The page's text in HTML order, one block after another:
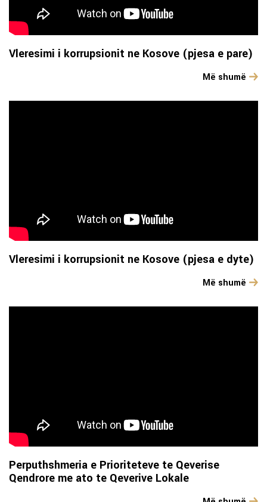
Vleresimi i korrupsionit ne Kosove (pjesa e pare)
Më shumë
Vleresimi i korrupsionit ne Kosove (pjesa e dyte)
Më shumë
Perputhshmeria e Prioriteteve te Qeverise
Qendrore me ato te Qeverive Lokale